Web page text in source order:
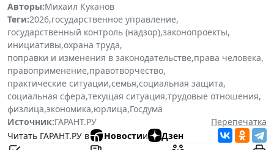
Авторы:Михаил Куканов
Теги:2026,государственное управление,
государственный контроль (надзор),законопроекты,
инициативы,охрана труда,
поправки и изменения в законодательстве,права человека,
правоприменение,правотворчество,
практические ситуации,семья,социальная защита,
социальная сфера,текущая ситуация,трудовые отношения,
физлица,экономика,юрлица,Госдума
Источник:ГАРАНТ.РУ
Перепечатка
Читать ГАРАНТ.РУ в
Новостии Дзен